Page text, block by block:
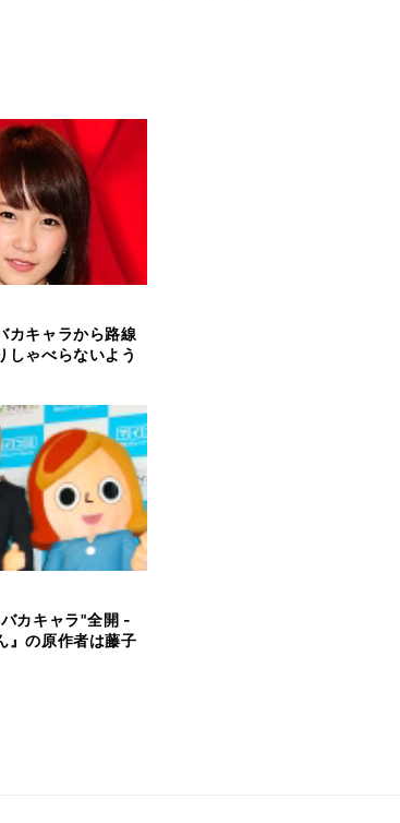
カキャラから路線
しゃべらないよう
バカキャラ"全開 -
』の原作者は藤子